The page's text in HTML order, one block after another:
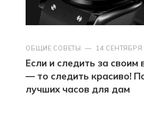
ОБЩИЕ СОВЕТЫ — 14 СЕНТЯБРЯ
Если и следить за своим
— то следить красиво!
лучших часов для дам